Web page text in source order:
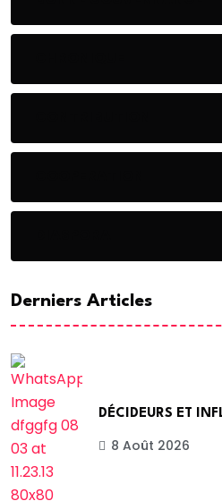
Derniers Articles
DÉCIDEURS ET
8 Août 2026